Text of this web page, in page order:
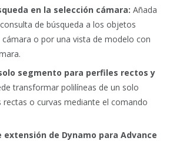
en la selección cámara: Añada
de búsqueda a los objetos
o por una vista de modelo con
segmento para perfiles rectos y
transformar polilíneas de un solo
rectas o curvas mediante el comando
extensión de Dynamo para Advance